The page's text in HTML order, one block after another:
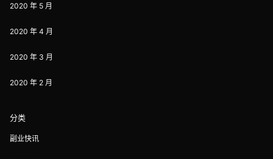
2020 年 5 月
2020 年 4 月
2020 年 3 月
2020 年 2 月
分类
副业快讯